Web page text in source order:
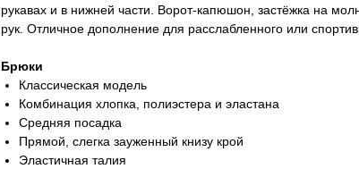
рукавах и в нижней части. Ворот-капюшон, застёжка на
рук. Отличное дополнение для расслабленного или
Брюки
Классическая модель
Комбинация хлопка, полиэстера и эластана
Средняя посадка
Прямой, слегка зауженный книзу крой
Эластичная талия